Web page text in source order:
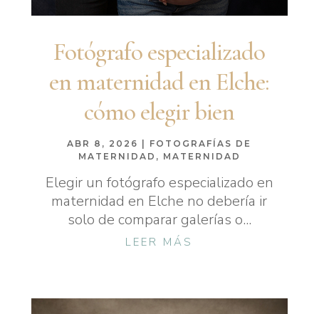
Fotógrafo especializado
en maternidad en Elche:
cómo elegir bien
ABR 8, 2026
FOTOGRAFÍAS DE
MATERNIDAD , MATERNIDAD
Elegir un fotógrafo especializado en
maternidad en Elche no debería ir
solo de comparar galerías o...
LEER MÁS